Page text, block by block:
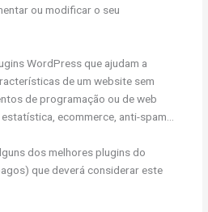
ou modificar o seu
WordPress que ajudam a
de um website sem
de programação ou de web
ecommerce, anti-spam…
dos melhores plugins do
que deverá considerar este